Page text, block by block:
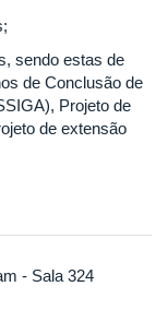
sendo estas de
de Conclusão de
Projeto de
de extensão
- Sala 324